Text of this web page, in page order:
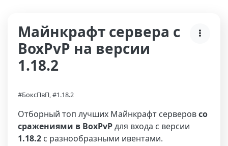
Майнкрафт сервера с
BoxPvP на версии
1.18.2
#БоксПвП, #1.18.2
Отборный топ лучших Майнкрафт серверовсо
сражениями в BoxPvPдля входа с версии
1.18.2 с разнообразными ивентами.